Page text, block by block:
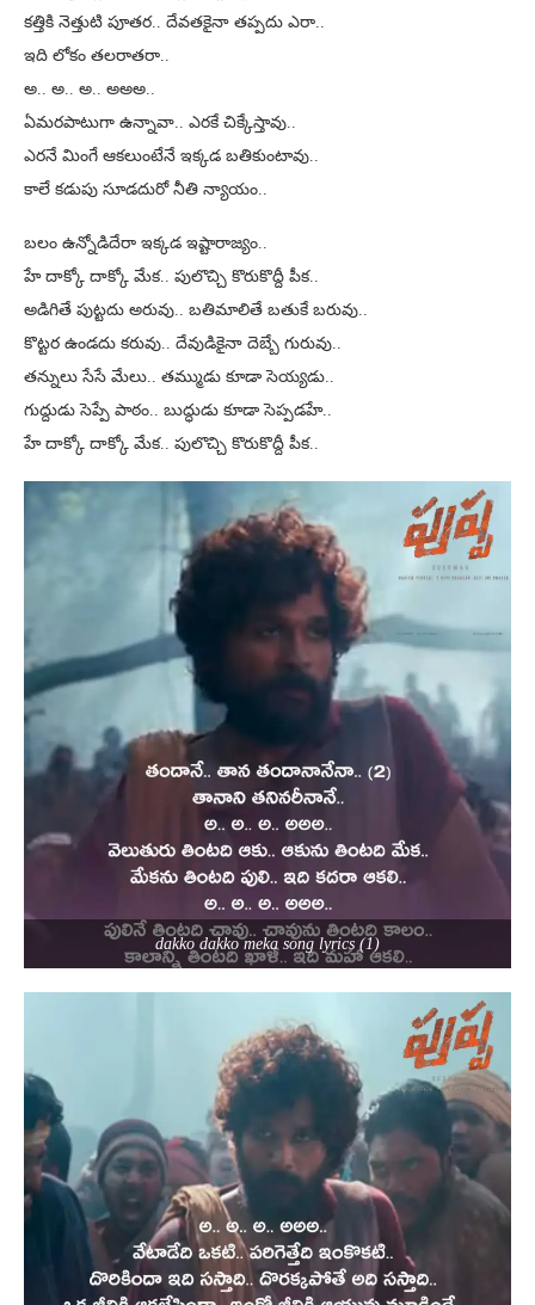
కత్తికి నెత్తుటి పూతర.. దేవతకైనా తప్పదు ఎరా..
ఇది లోకం తలరాతరా..
అ.. అ.. అ.. అఅఅ..
ఏమరపాటుగా ఉన్నావా.. ఎరకే చిక్కేస్తావు..
ఎరనే మింగే ఆకలుంటేనే ఇక్కడ బతికుంటావు..
కాలే కడుపు సూడదురో నీతి న్యాయం..
బలం ఉన్నోడిదేరా ఇక్కడ ఇష్టారాజ్యం..
హే దాక్కో దాక్కో మేక.. పులొచ్చి కొరుకొద్దీ పీక..
అడిగితే పుట్టదు అరువు.. బతిమాలితే బతుకే బరువు..
కొట్టర ఉండదు కరువు.. దేవుడికైనా దెబ్బే గురువు..
తన్నులు సేసే మేలు.. తమ్ముడు కూడా సెయ్యడు..
గుద్దుడు సెప్పే పాఠం.. బుద్ధుడు కూడా సెప్పడహే..
హే దాక్కో దాక్కో మేక.. పులొచ్చి కొరుకొద్దీ పీక..
dakko dakko meka song lyrics (1)